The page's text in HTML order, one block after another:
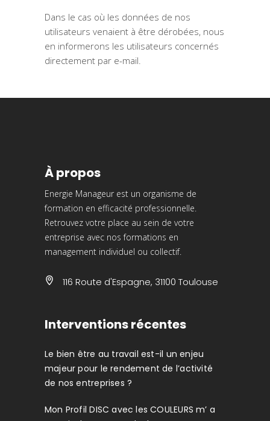
Dans le cas où les données de nos
utilisateurs venaient à être dérobées, nous
en informerons les utilisateurs concernés
directement par e-mail.
À propos
Energie Manageur est un organisme de
formation en efficacité professionnelle.
Retrouvez votre place au sein de votre
entreprise avec nos formations en
management individuel ou collectif.
116 Route d'Espagne, 31100 Toulouse
Interventions récentes
Le bien être au travail est-il un enjeu
majeur pour le rendement de l’activité
de nos entreprises ?
Mon Profil DISC avec les COULEURS m’ a